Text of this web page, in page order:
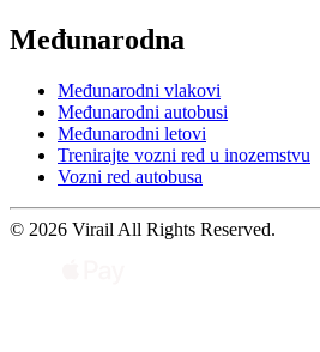
Međunarodna
Međunarodni vlakovi
Međunarodni autobusi
Međunarodni letovi
Trenirajte vozni red u inozemstvu
Vozni red autobusa
© 2026 Virail All Rights Reserved.